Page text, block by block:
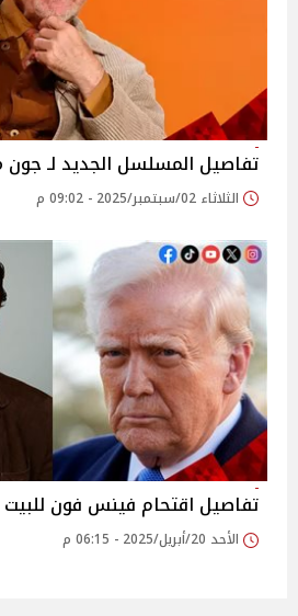
تفاصيل المسلسل الجديد لـ
الثلاثاء 02/سبتمبر/2025 - 09:02 م
تفاصيل اقتحام فينس فون للبيت
الأحد 20/أبريل/2025 - 06:15 م